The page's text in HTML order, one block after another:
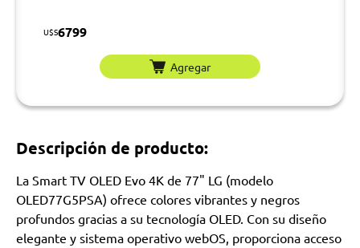
U$S6799
Agregar
Descripción de producto:
La Smart TV OLED Evo 4K de 77" LG (modelo
OLED77G5PSA) ofrece colores vibrantes y negros
profundos gracias a su tecnología OLED. Con su diseño
elegante y sistema operativo webOS, proporciona acceso